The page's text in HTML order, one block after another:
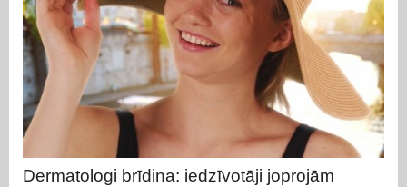
Dermatologi brīdina: iedzīvotāji joprojām